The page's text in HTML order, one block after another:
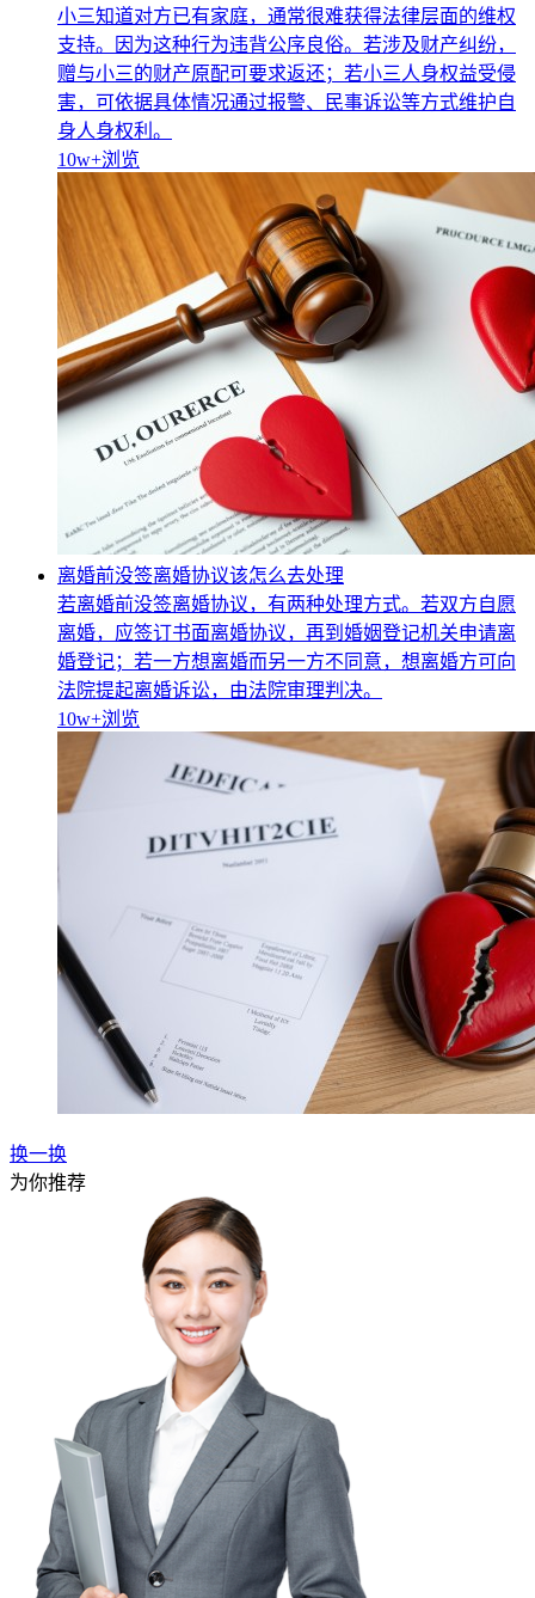
小三知道对方已有家庭，通常很难获得法律层面的维权
支持。因为这种行为违背公序良俗。若涉及财产纠纷，
赠与小三的财产原配可要求返还；若小三人身权益受侵
害，可依据具体情况通过报警、民事诉讼等方式维护自
身人身权利。
10w+浏览
离婚前没签离婚协议该怎么去处理
若离婚前没签离婚协议，有两种处理方式。若双方自愿
离婚，应签订书面离婚协议，再到婚姻登记机关申请离
婚登记；若一方想离婚而另一方不同意，想离婚方可向
法院提起离婚诉讼，由法院审理判决。
10w+浏览
换一换
为你推荐